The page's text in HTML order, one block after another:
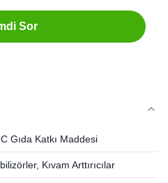
Sor
Gıda Katkı Maddesi
Kıvam Arttırıcılar